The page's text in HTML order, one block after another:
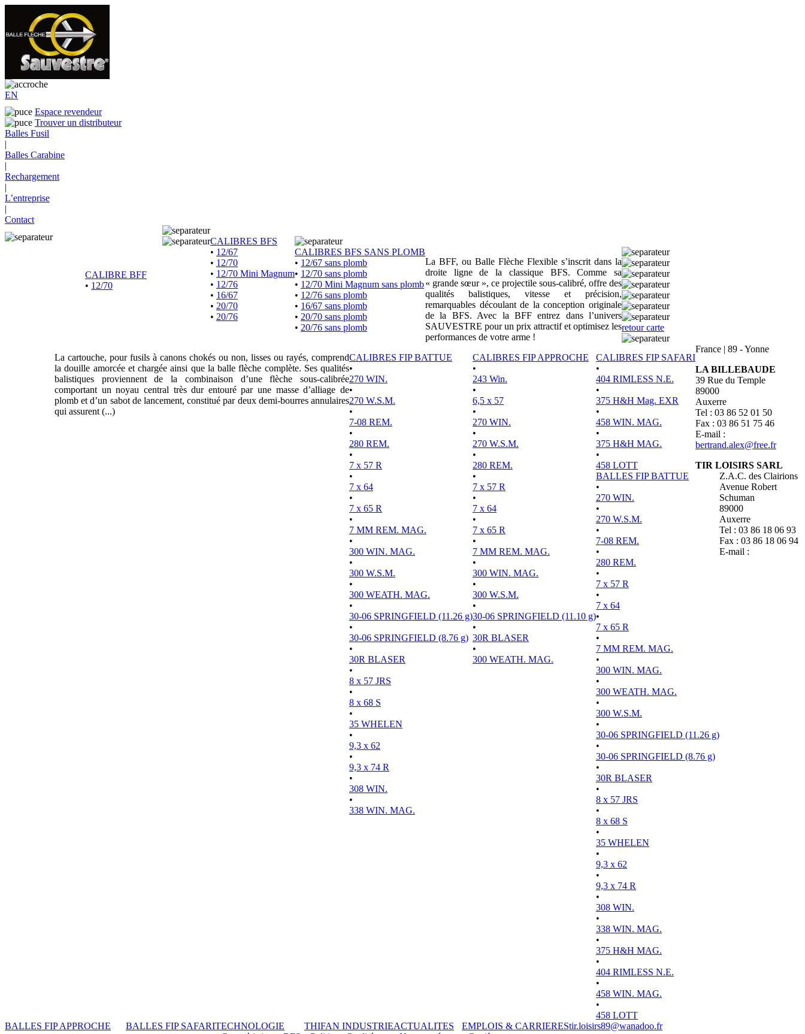
EN
Espace revendeur
Trouver un distributeur
Balles Fusil
|
Balles Carabine
|
Rechargement
|
L’entreprise
|
Contact
CALIBRE BFF
• 12/70
CALIBRES BFS
• 12/67
• 12/70
• 12/70 Mini Magnum
• 12/76
• 16/67
• 20/70
• 20/76
CALIBRES BFS SANS PLOMB
• 12/67 sans plomb
• 12/70 sans plomb
• 12/70 Mini Magnum sans plomb
• 12/76 sans plomb
• 16/67 sans plomb
• 20/70 sans plomb
• 20/76 sans plomb
La BFF, ou Balle Flèche Flexible s’inscrit dans la
droite ligne de la classique BFS. Comme sa
« grande sœur », ce projectile sous-calibré, offre des
qualités balistiques, vitesse et précision,
remarquables découlant de la conception originale
de la BFS. Avec la BFF entrez dans l’univers
SAUVESTRE pour un prix attractif et optimisez les
performances de votre arme !
La cartouche, pour fusils à canons chokés ou non, lisses ou rayés, comprend
la douille amorcée et chargée ainsi que la balle flèche complète. Ses qualités
balistiques proviennent de la combinaison d’une flèche sous-calibrée
comportant un noyau central très dur entouré par une masse d’alliage de
plomb et d’un sabot de lancement, constitué par deux demi-bourres annulaires
qui assurent (...)
CALIBRES FIP BATTUE
•
270 WIN.
•
270 W.S.M.
•
7-08 REM.
•
280 REM.
•
7 x 57 R
•
7 x 64
•
7 x 65 R
•
7 MM REM. MAG.
•
300 WIN. MAG.
•
300 W.S.M.
•
300 WEATH. MAG.
•
30-06 SPRINGFIELD (11.26 g)
•
30-06 SPRINGFIELD (8.76 g)
•
30R BLASER
•
8 x 57 JRS
•
8 x 68 S
•
35 WHELEN
•
9,3 x 62
•
9,3 x 74 R
•
308 WIN.
•
338 WIN. MAG.
CALIBRES FIP APPROCHE
•
243 Win.
•
6,5 x 57
•
270 WIN.
•
270 W.S.M.
•
280 REM.
•
7 x 57 R
•
7 x 64
•
7 x 65 R
•
7 MM REM. MAG.
•
300 WIN. MAG.
•
300 W.S.M.
•
30-06 SPRINGFIELD (11.10 g)
•
30R BLASER
•
300 WEATH. MAG.
CALIBRES FIP SAFARI
•
404 RIMLESS N.E.
•
375 H&H Mag. EXR
•
458 WIN. MAG.
•
375 H&H MAG.
•
458 LOTT
BALLES FIP BATTUE
•
270 WIN.
•
270 W.S.M.
•
7-08 REM.
•
280 REM.
•
7 x 57 R
•
7 x 64
•
7 x 65 R
•
7 MM REM. MAG.
•
300 WIN. MAG.
•
300 WEATH. MAG.
•
300 W.S.M.
•
30-06 SPRINGFIELD (11.26 g)
•
30-06 SPRINGFIELD (8.76 g)
•
30R BLASER
•
8 x 57 JRS
•
8 x 68 S
•
35 WHELEN
•
9,3 x 62
•
9,3 x 74 R
•
308 WIN.
•
338 WIN. MAG.
•
375 H&H MAG.
•
404 RIMLESS N.E.
•
458 WIN. MAG.
•
458 LOTT
BALLES FIP APPROCHE
BALLES FIP SAFARITECHNOLOGIE
THIFAN INDUSTRIEACTUALITES
EMPLOIS & CARRIERES
retour carte
France | 89 - Yonne
LA BILLEBAUDE
39 Rue du Temple
89000
Auxerre
Tel : 03 86 52 01 50
Fax : 03 86 51 75 46
E-mail :
bertrand.alex@free.fr
TIR LOISIRS SARL
Z.A.C. des Clairions
Avenue Robert
Schuman
89000
Auxerre
Tel : 03 86 18 06 93
Fax : 03 86 18 06 94
E-mail :
tir.loisirs89@wanadoo.fr